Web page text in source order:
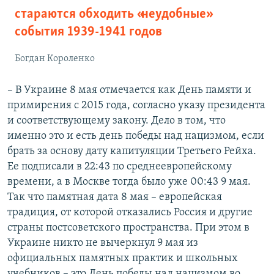
стараются обходить «неудобные»
события 1939-1941 годов
Богдан Короленко
– В Украине 8 мая отмечается как День памяти и
примирения с 2015 года, согласно указу президента
и соответствующему закону. Дело в том, что
именно это и есть день победы над нацизмом, если
брать за основу дату капитуляции Третьего Рейха.
Ее подписали в 22:43 по среднеевропейскому
времени, а в Москве тогда было уже 00:43 9 мая.
Так что памятная дата 8 мая – европейская
традиция, от которой отказались Россия и другие
страны постсоветского пространства. При этом в
Украине никто не вычеркнул 9 мая из
официальных памятных практик и школьных